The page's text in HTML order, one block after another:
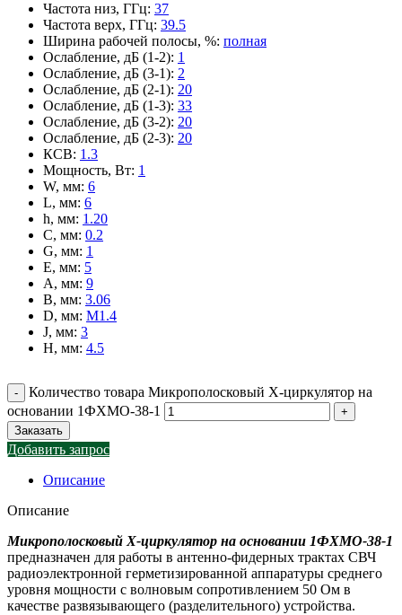
Частота низ, ГГц: 37
Частота верх, ГГц: 39.5
Ширина рабочей полосы, %: полная
Ослабление, дБ (1-2): 1
Ослабление, дБ (3-1): 2
Ослабление, дБ (2-1): 20
Ослабление, дБ (1-3): 33
Ослабление, дБ (3-2): 20
Ослабление, дБ (2-3): 20
КСВ: 1.3
Мощность, Вт: 1
W, мм: 6
L, мм: 6
h, мм: 1.20
C, мм: 0.2
G, мм: 1
E, мм: 5
A, мм: 9
B, мм: 3.06
D, мм: M1.4
J, мм: 3
H, мм: 4.5
Количество товара Микрополосковый X-циркулятор на
основании 1ФХМО-38-1
Заказать
Добавить запрос
Описание
Описание
Микрополосковый X-циркулятор на основании 1ФХМО-38-1
предназначен для работы в антенно-фидерных трактах СВЧ
радиоэлектронной герметизированной аппаратуры среднего
уровня мощности с волновым сопротивлением 50 Ом в
качестве развязывающего (разделительного) устройства.